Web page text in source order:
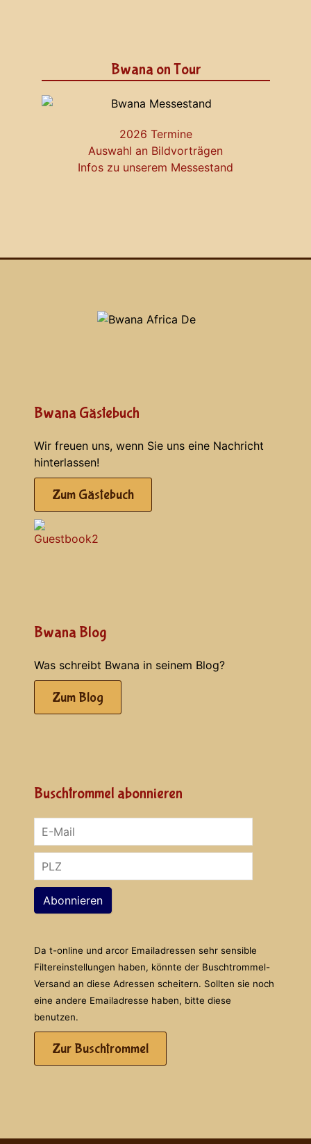
Bwana on Tour
2026 Termine
Auswahl an Bildvorträgen
Infos zu unserem Messestand
Bwana Gästebuch
Wir freuen uns, wenn Sie uns eine Nachricht
hinterlassen!
Zum Gästebuch
Bwana Blog
Was schreibt Bwana in seinem Blog?
Zum Blog
Buschtrommel abonnieren
Abonnieren
Da t-online und arcor Emailadressen sehr sensible
Filtereinstellungen haben, könnte der Buschtrommel-
Versand an diese Adressen scheitern. Sollten sie noch
eine andere Emailadresse haben, bitte diese
benutzen.
Zur Buschtrommel